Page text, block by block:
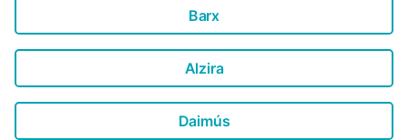
Barx
Alzira
Daimús